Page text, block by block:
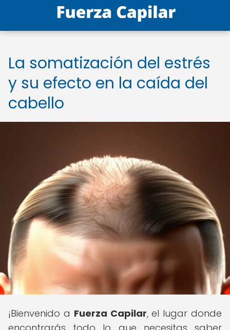
La somatización del estrés
y su efecto en la caída del
cabello
¡Bienvenido a Fuerza Capilar, el lugar donde